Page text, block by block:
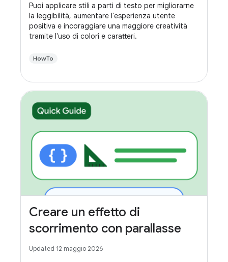
Puoi applicare stili a parti di testo per migliorarne
la leggibilità, aumentare l'esperienza utente
positiva e incoraggiare una maggiore creatività
tramite l'uso di colori e caratteri.
HowTo
Creare un effetto di
scorrimento con parallasse
Updated 12 maggio 2026